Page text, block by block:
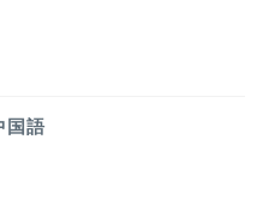
国語